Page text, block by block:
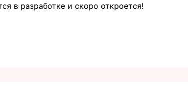
в разработке и скоро откроется!